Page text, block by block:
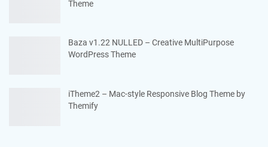
Theme
Baza v1.22 NULLED – Creative MultiPurpose
WordPress Theme
iTheme2 – Mac-style Responsive Blog Theme by
Themify